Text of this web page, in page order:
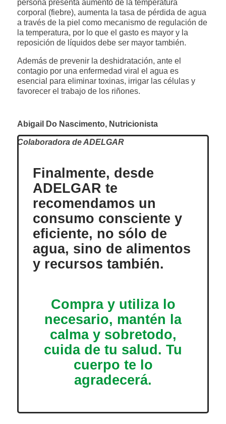
persona presenta aumento de la temperatura
corporal (fiebre), aumenta la tasa de pérdida de agua
a través de la piel como mecanismo de regulación de
la temperatura, por lo que el gasto es mayor y la
reposición de líquidos debe ser mayor también.
Además de prevenir la deshidratación, ante el
contagio por una enfermedad viral el agua es
esencial para eliminar toxinas, irrigar las células y
favorecer el trabajo de los riñones.
Abigail Do Nascimento, Nutricionista
Colaboradora de ADELGAR
Finalmente, desde
ADELGAR te
recomendamos un
consumo consciente y
eficiente, no sólo de
agua, sino de alimentos
y recursos también.
Compra y utiliza lo
necesario, mantén la
calma y sobretodo,
cuida de tu salud. Tu
cuerpo te lo
agradecerá.